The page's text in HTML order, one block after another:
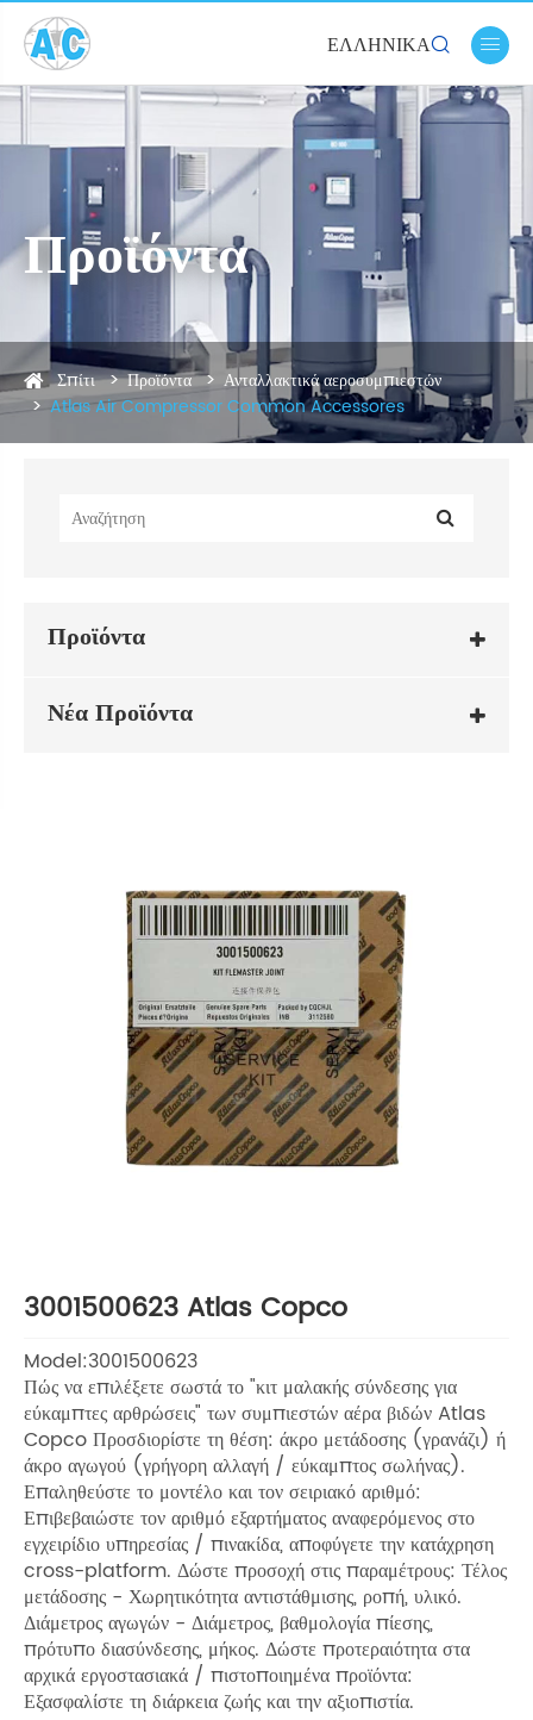
ΕΛΛΗΝΙΚΆ 
Προϊόντα
Σπίτι Προϊόντα
Ανταλλακτικά αεροσυμπιεστών
Atlas Air Compressor Common Accessores
Προϊόντα
Νέα Προϊόντα
3001500623 Atlas Copco
Model:3001500623
Πώς να επιλέξετε σωστά το "κιτ μαλακής σύνδεσης για
εύκαμπτες αρθρώσεις" των συμπιεστών αέρα βιδών Atlas
Copco Προσδιορίστε τη θέση: άκρο μετάδοσης (γρανάζι) ή
άκρο αγωγού (γρήγορη αλλαγή / εύκαμπτος σωλήνας).
Επαληθεύστε το μοντέλο και τον σειριακό αριθμό:
Επιβεβαιώστε τον αριθμό εξαρτήματος αναφερόμενος στο
εγχειρίδιο υπηρεσίας / πινακίδα, αποφύγετε την κατάχρηση
cross-platform. Δώστε προσοχή στις παραμέτρους: Τέλος
μετάδοσης - Χωρητικότητα αντιστάθμισης, ροπή, υλικό.
Διάμετρος αγωγών - Διάμετρος, βαθμολογία πίεσης,
πρότυπο διασύνδεσης, μήκος. Δώστε προτεραιότητα στα
αρχικά εργοστασιακά / πιστοποιημένα προϊόντα:
Εξασφαλίστε τη διάρκεια ζωής και την αξιοπιστία.